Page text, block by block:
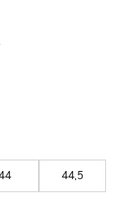
44,5